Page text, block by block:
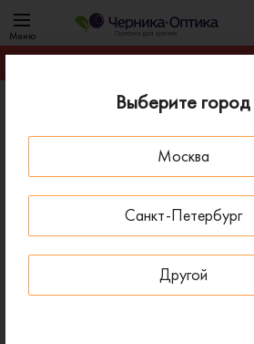
Выберите город
Москва
Санкт-Петербург
Другой
Меню
Гарантируем лучшую цену на
Солнцезащитные очки
Солнцезащитные очки
- 15 % ДО 15 АВГУСТА